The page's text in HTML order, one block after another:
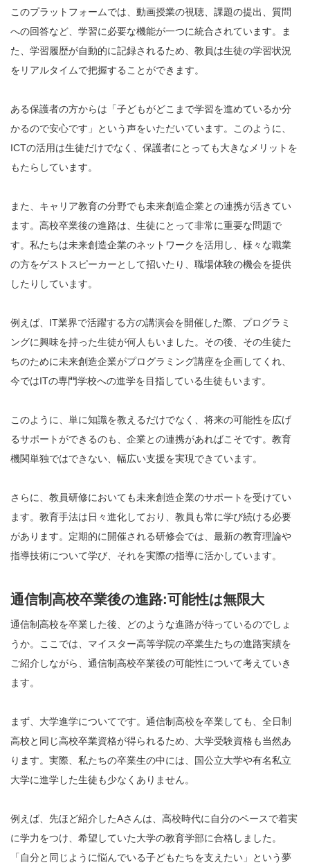
このプラットフォームでは、動画授業の視聴、課題の提出、質問
への回答など、学習に必要な機能が一つに統合されています。ま
た、学習履歴が自動的に記録されるため、教員は生徒の学習状況
をリアルタイムで把握することができます。
ある保護者の方からは「子どもがどこまで学習を進めているか分
かるので安心です」という声をいただいています。このように、
ICTの活用は生徒だけでなく、保護者にとっても大きなメリットを
もたらしています。
また、キャリア教育の分野でも未来創造企業との連携が活きてい
ます。高校卒業後の進路は、生徒にとって非常に重要な問題で
す。私たちは未来創造企業のネットワークを活用し、様々な職業
の方をゲストスピーカーとして招いたり、職場体験の機会を提供
したりしています。
例えば、IT業界で活躍する方の講演会を開催した際、プログラミ
ングに興味を持った生徒が何人もいました。その後、その生徒た
ちのために未来創造企業がプログラミング講座を企画してくれ、
今ではITの専門学校への進学を目指している生徒もいます。
このように、単に知識を教えるだけでなく、将来の可能性を広げ
るサポートができるのも、企業との連携があればこそです。教育
機関単独ではできない、幅広い支援を実現できています。
さらに、教員研修においても未来創造企業のサポートを受けてい
ます。教育手法は日々進化しており、教員も常に学び続ける必要
があります。定期的に開催される研修会では、最新の教育理論や
指導技術について学び、それを実際の指導に活かしています。
通信制高校卒業後の進路:可能性は無限大
通信制高校を卒業した後、どのような進路が待っているのでしょ
うか。ここでは、マイスター高等学院の卒業生たちの進路実績を
ご紹介しながら、通信制高校卒業後の可能性について考えていき
ます。
まず、大学進学についてです。通信制高校を卒業しても、全日制
高校と同じ高校卒業資格が得られるため、大学受験資格も当然あ
ります。実際、私たちの卒業生の中には、国公立大学や有名私立
大学に進学した生徒も少なくありません。
例えば、先ほど紹介したAさんは、高校時代に自分のペースで着実
に学力をつけ、希望していた大学の教育学部に合格しました。
「自分と同じように悩んでいる子どもたちを支えたい」という夢